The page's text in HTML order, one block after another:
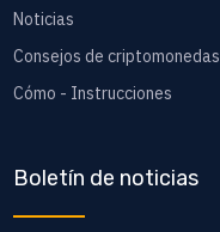
Noticias
Consejos de criptomonedas
Cómo - Instrucciones
Boletín de noticias